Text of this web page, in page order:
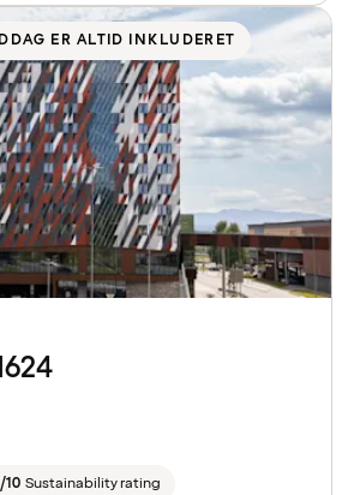
ER ALTID INKLUDERET
10 Sustainability rating